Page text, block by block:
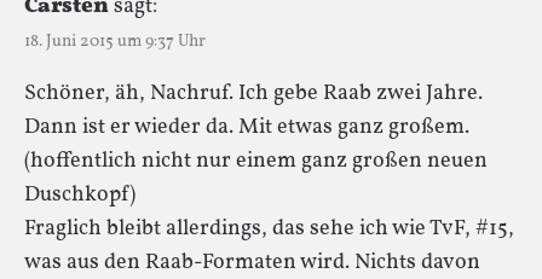
Carstensagt:
18. Juni 2015 um 9:37 Uhr
Schöner, äh, Nachruf. Ich gebe Raab zwei Jahre.
Dann ist er wieder da. Mit etwas ganz großem.
(hoffentlich nicht nur einem ganz großen neuen
Duschkopf)
Fraglich bleibt allerdings, das sehe ich wie TvF, #15,
was aus den Raab-Formaten wird. Nichts davon